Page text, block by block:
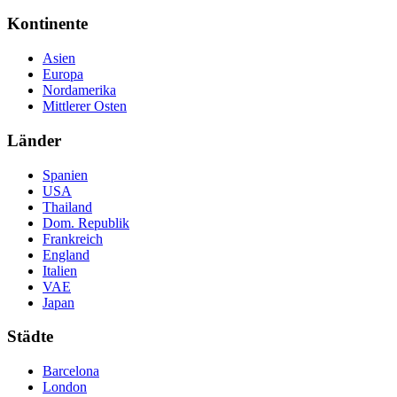
Kontinente
Asien
Europa
Nordamerika
Mittlerer Osten
Länder
Spanien
USA
Thailand
Dom. Republik
Frankreich
England
Italien
VAE
Japan
Städte
Barcelona
London